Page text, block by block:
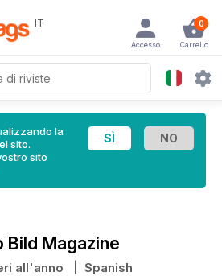
IT 0
Carrello
Accesso
la
sito.
sito
Bild Magazine
all'anno | Spanish